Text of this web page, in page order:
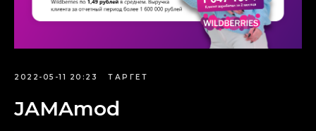
2022-05-11 20:23 ТАРГЕТ
JAMAmod